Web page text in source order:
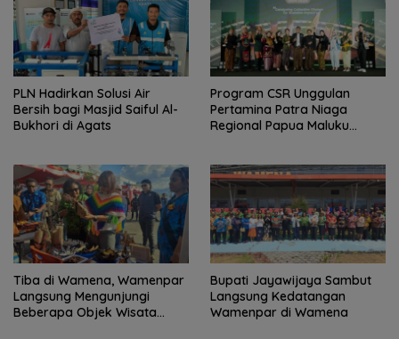
PLN Hadirkan Solusi Air
Bersih bagi Masjid Saiful Al-
Bukhori di Agats
Program CSR Unggulan
Pertamina Patra Niaga
Regional Papua Maluku
Tiba di Wamena, Wamenpar
Langsung Mengunjungi
Beberapa Objek Wisata
Bupati Jayawijaya Sambut
Langsung Kedatangan
Wamenpar di Wamena